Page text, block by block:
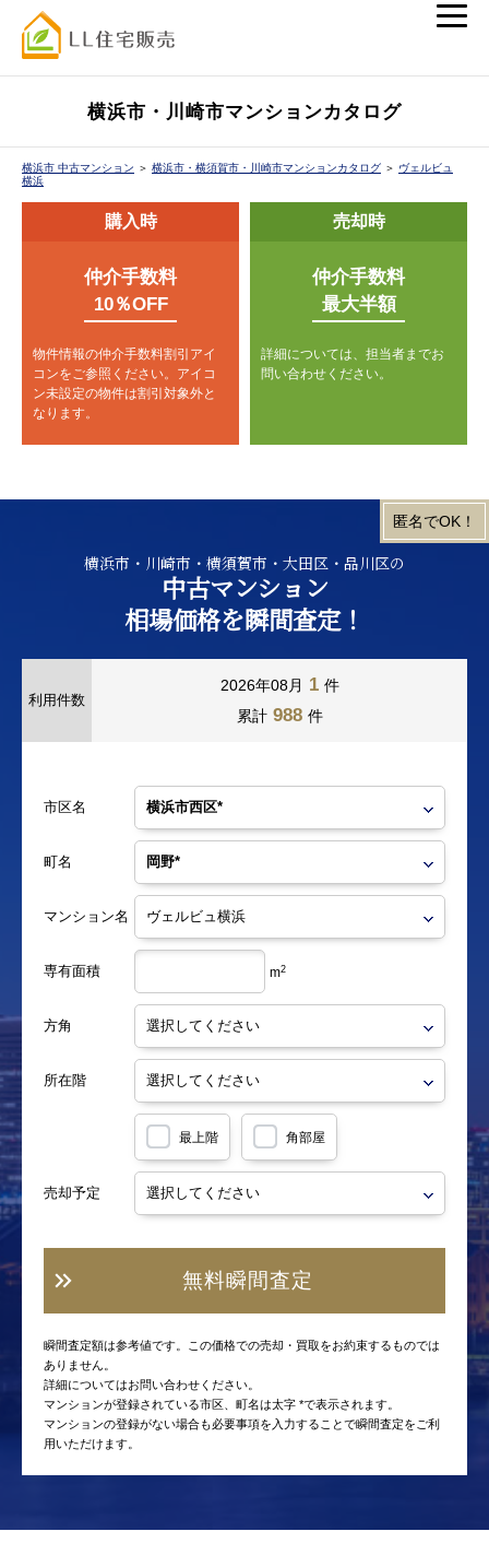
横浜市・川崎市マンションカタログ
横浜市 中古マンション ＞ 横浜市・横須賀市・川崎市マンションカタログ ＞ ヴェルビュ
横浜
購入時
仲介手数料
10％OFF
物件情報の仲介手数料割引アイ
コンをご参照ください。 アイコ
ン未設定の物件は割引対象外と
なります。
売却時
仲介手数料
最大半額
詳細については、担当者までお
問い合わせください。
横浜市・川崎市・横須賀市・大田区・品川区の
中古マンション
相場価格を瞬間査定！
利用件数
2026年08月 1 件
累計 988 件
市区名
町名
マンション名
専有面積 m2
方角
所在階
最上階 角部屋
売却予定
無料瞬間査定
瞬間査定額は参考値です。この価格での売却・買取をお約束するものでは
ありません。
詳細についてはお問い合わせください。
マンションが登録されている市区、町名は太字 *で表示されます。
マンションの登録がない場合も必要事項を入力することで瞬間査定をご利
用いただけます。